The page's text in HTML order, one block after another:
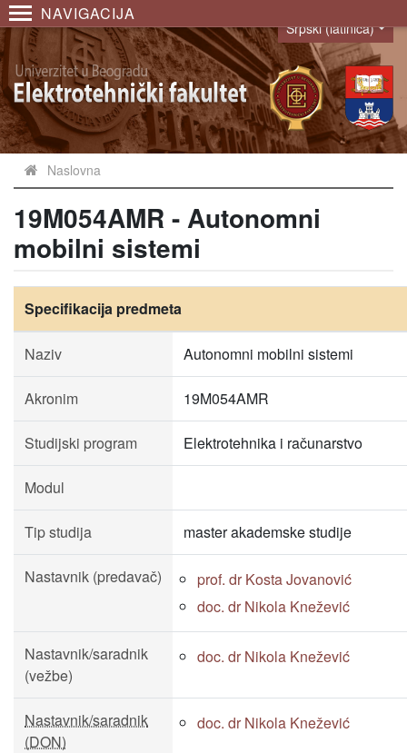
NAVIGACIJA
Language
Srpski (latinica)
Naslovna
19M054AMR - Autonomni
mobilni sistemi
Specifikacija predmeta
Naziv Autonomni mobilni sistemi
Akronim 19M054AMR
Studijski program Elektrotehnika i računarstvo
Modul
Tip studija master akademske studije
Nastavnik (predavač)
prof. dr Kosta Jovanović
doc. dr Nikola Knežević
Nastavnik/saradnik
(vežbe)
doc. dr Nikola Knežević
Nastavnik/saradnik
(DON)
doc. dr Nikola Knežević